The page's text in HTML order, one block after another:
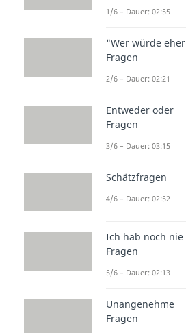
um dem
mitzuteilen.
und sorgen
Schmunzeln in
1. Lieber
2. Nein, du
nicht
3. Bitte leiser
4. Dein Paket
5. Klopf 3x fürs
6. Wir sehen
7. Nachbar,
8. Nicht schon
1/6 – Dauer: 02:55
"Wer würde
Fragen
2/6 – Dauer: 02:21
Entweder oder
Fragen
3/6 – Dauer: 03:15
Schätzfragen
4/6 – Dauer: 02:52
Ich hab noch nie
Fragen
5/6 – Dauer: 02:13
Unangenehme
Fragen